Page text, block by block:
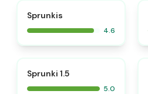
Sprunkis
4.6
Sprunki 1.5
5.0